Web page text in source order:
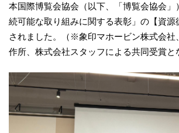
本国際博覧会協会（以下、「博覧会協会」
続可能な取り組みに関する表彰」の【資源
されました。（※象印マホービン株式会社
作所、株式会社スタッフによる共同受賞と